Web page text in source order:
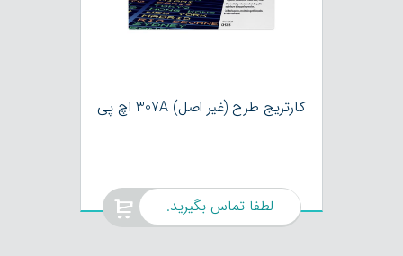
کارتریج طرح (غیر اصل) 307A اچ پی
لطفا تماس بگیرید.